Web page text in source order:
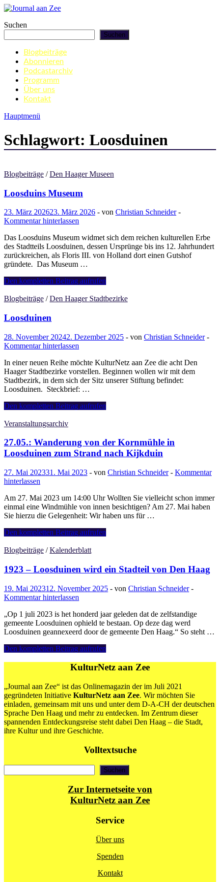
Zum
springen
Journal aan Zee
Suchen
Suchen
Blogbeiträge
Abonnieren
Podcastarchiv
Programm
Über uns
Kontakt
Hauptmenü
Schlagwort: Loosduinen
Blogbeiträge /Den Haager Museen
Loosduins Museum
23. März 202623. März 2026 - von Christian Schneider-
Kommentar hinterlassen
Das Loosduins Museum widmet sich dem reichen kulturellen Erbe
des Stadtteils Loosduinen, dessen Ursprünge bis ins 12. Jahrhundert
zurückreichen, als Floris III. von Holland dort einen Gutshof
gründete. Das Museum …
Loosduins
Den kompletten Beitrag aufrufen
Blogbeiträge /Den Haager Stadtbezirke
Loosduinen
28. November 20242. Dezember 2025 - von Christian Schneider-
Kommentar hinterlassen
In einer neuen Reihe möchte KulturNetz aan Zee die acht Den
Haager Stadtbezirke vorstellen. Beginnen wollen wir mit dem
Stadtbezirk, in dem sich der Sitz unserer Stiftung befindet:
Loosduinen. Steckbrief: …
Loosduinen
Den kompletten Beitrag aufrufen
Veranstaltungsarchiv
27.05.: Wanderung von der Kornmühle in
Loosduinen zum Strand nach Kijkduin
27. Mai 202331. Mai 2023 - von Christian Schneider- Kommentar
hinterlassen
Am 27. Mai 2023 um 14:00 Uhr Wollten Sie vielleicht schon immer
einmal eine Windmühle von innen besichtigen? Am 27. Mai haben
Sie hierzu die Gelegenheit: Wir haben uns für …
27.05.:
von
Kornmühle
in
Loosduinen
zum
Strand
nach
Kijkduin
Den kompletten Beitrag aufrufen
Blogbeiträge /Kalenderblatt
1923 – Loosduinen wird ein Stadteil von Den Haag
19. Mai 202312. November 2025 - von Christian Schneider-
Kommentar hinterlassen
„Op 1 juli 2023 is het honderd jaar geleden dat de zelfstandige
gemeente Loosduinen ophield te bestaan. Op deze dag werd
Loosduinen geannexeerd door de gemeente Den Haag.“ So steht …
1923
ein
Stadteil
von
Den
Haag
Den kompletten Beitrag aufrufen
KulturNetz aan Zee
„Journal aan Zee“ ist das Onlinemagazin der im Juli 2021
gegründeten Initiative KulturNetz aan Zee. Wir möchten Sie
einladen, gemeinsam mit uns und unter dem D-A-CH der deutschen
Sprache Den Haag und mehr zu entdecken. Im Zentrum dieser
spannenden Entdeckungsreise steht dabei Den Haag – die Stadt,
ihre Kultur und ihre Geschichte.
Volltextsuche
Suchen
Zur Internetseite von
KulturNetz aan Zee
Service
Über uns
Spenden
Kontakt